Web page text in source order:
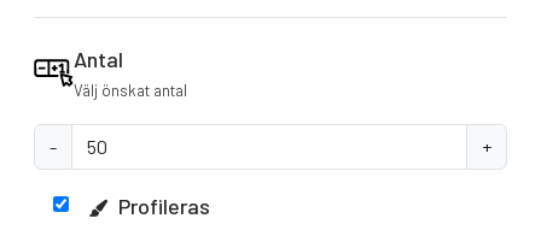
Antal
Välj önskat antal
- +
Profileras